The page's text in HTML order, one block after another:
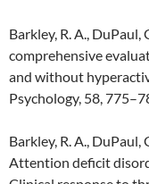
Barkley, R. A.,
comprehensive
and without
Psychology, 58,
Barkley, R. A.,
Attention deficit